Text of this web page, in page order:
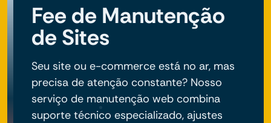
Fee de Manutenção
de Sites
Seu site ou e-commerce está no ar, mas
precisa de atenção constante? Nosso
serviço de manutenção web combina
suporte técnico especializado, ajustes